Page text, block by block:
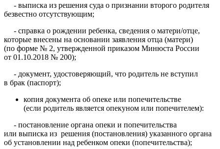
- выписка из решения суда о признании второго родителя
безвестно отсутствующим;
- справка о рождении ребенка, сведения о матери/отце,
которые внесены на основании заявления отца (матери)
(по форме № 2, утвержденной приказом Минюста России
от 01.10.2018 № 200);
- документ, удостоверяющий, что родитель не вступил
в брак (паспорт);
копия документа об опеке или попечительстве
(если родитель является опекуном или попечителем):
- постановление органа опеки и попечительства
или выписка из решения (постановления) указанного органа
об установлении над ребенком опеки (попечительства);